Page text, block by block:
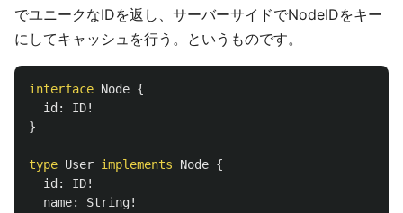
でユニークなIDを返し、サーバーサイドでNodeIDをキー
にしてキャッシュを行う。というものです。
interface Node {
id : ID!
}
type User implements Node {
id : ID!
name: String!